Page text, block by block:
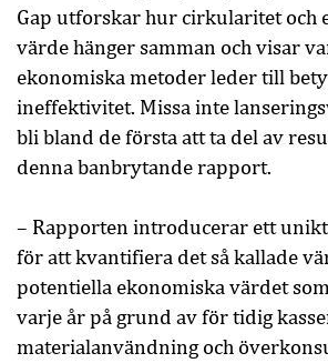
Gap utforskar hur cirkularitet och
värde hänger samman och visar
ekonomiska metoder leder till
ineffektivitet. Missa inte
bli bland de första att ta del av
denna banbrytande rapport.
– Rapporten introducerar ett
för att kvantifiera det så kallade
potentiella ekonomiska värdet
varje år på grund av för tidig
materialanvändning och